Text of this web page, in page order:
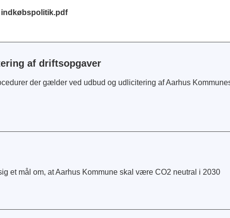
af driftsopgaver
der gælder ved udbud og udlicitering af Aarhus
et mål om, at Aarhus Kommune skal være CO2 neutral i 2030